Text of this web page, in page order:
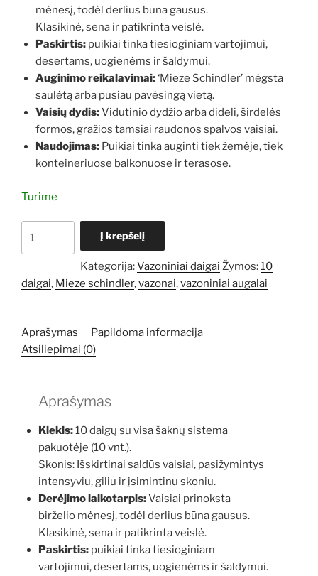
mėnesį, todėl derlius būna gausus.
Klasikinė, sena ir patikrinta veislė.
Paskirtis: puikiai tinka tiesioginiam vartojimui,
desertams, uogienėms ir šaldymui.
Auginimo reikalavimai:‘Mieze Schindler’ mėgsta
saulėtą arba pusiau pavėsingą vietą.
Vaisių dydis:Vidutinio dydžio arba dideli, širdelės
formos, gražios tamsiai raudonos spalvos vaisiai.
Naudojimas: Puikiai tinka auginti tiek žemėje, tiek
konteineriuose balkonuose ir terasose.
Turime
kiekis:
Mieze
daigai
Į krepšelį
Kategorija:Vazoniniai daigai Žymos:10
daigai, Mieze schindler,vazonai,vazoniniai augalai
Aprašymas
Papildoma informacija
Atsiliepimai (0)
Aprašymas
Kiekis:10 daigų su visa šaknų sistema
pakuotėje (10 vnt.).
Skonis: Išskirtinai saldūs vaisiai, pasižymintys
intensyviu, giliu ir įsimintinu skoniu.
Derėjimo laikotarpis:Vaisiai prinoksta
birželio mėnesį, todėl derlius būna gausus.
Klasikinė, sena ir patikrinta veislė.
Paskirtis: puikiai tinka tiesioginiam
vartojimui, desertams, uogienėms ir šaldymui.